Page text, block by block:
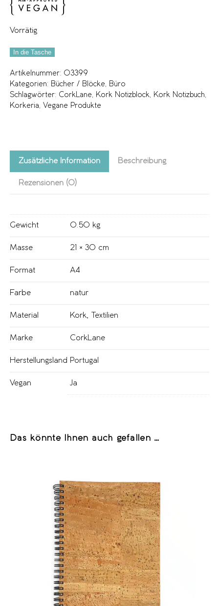
Vorrätig
In die Tasche
Artikelnummer: 03399
Kategorien: Bücher / Blöcke
Büro
Schlagwörter: CorkLane Kork Notizblock Kork Notizbuch
Korkeria
Vegane Produkte
Zusätzliche Information Beschreibung
Rezensionen (0)
Gewicht 0.50 kg
Masse 21 × 30 cm
Format A4
Farbe natur
Material Kork Textilien
Marke CorkLane
Herstellungsland Portugal
Vegan Ja
Das könnte Ihnen auch gefallen …